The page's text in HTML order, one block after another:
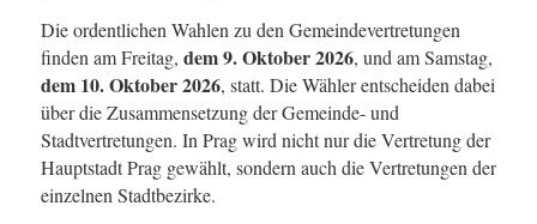
Die ordentlichen Wahlen zu den Gemeindevertretungen
finden am Freitag, dem 9. Oktober 2026, und am Samstag,
dem 10. Oktober 2026, statt. Die Wähler entscheiden dabei
über die Zusammensetzung der Gemeinde- und
Stadtvertretungen. In Prag wird nicht nur die Vertretung der
Hauptstadt Prag gewählt, sondern auch die Vertretungen der
einzelnen Stadtbezirke.